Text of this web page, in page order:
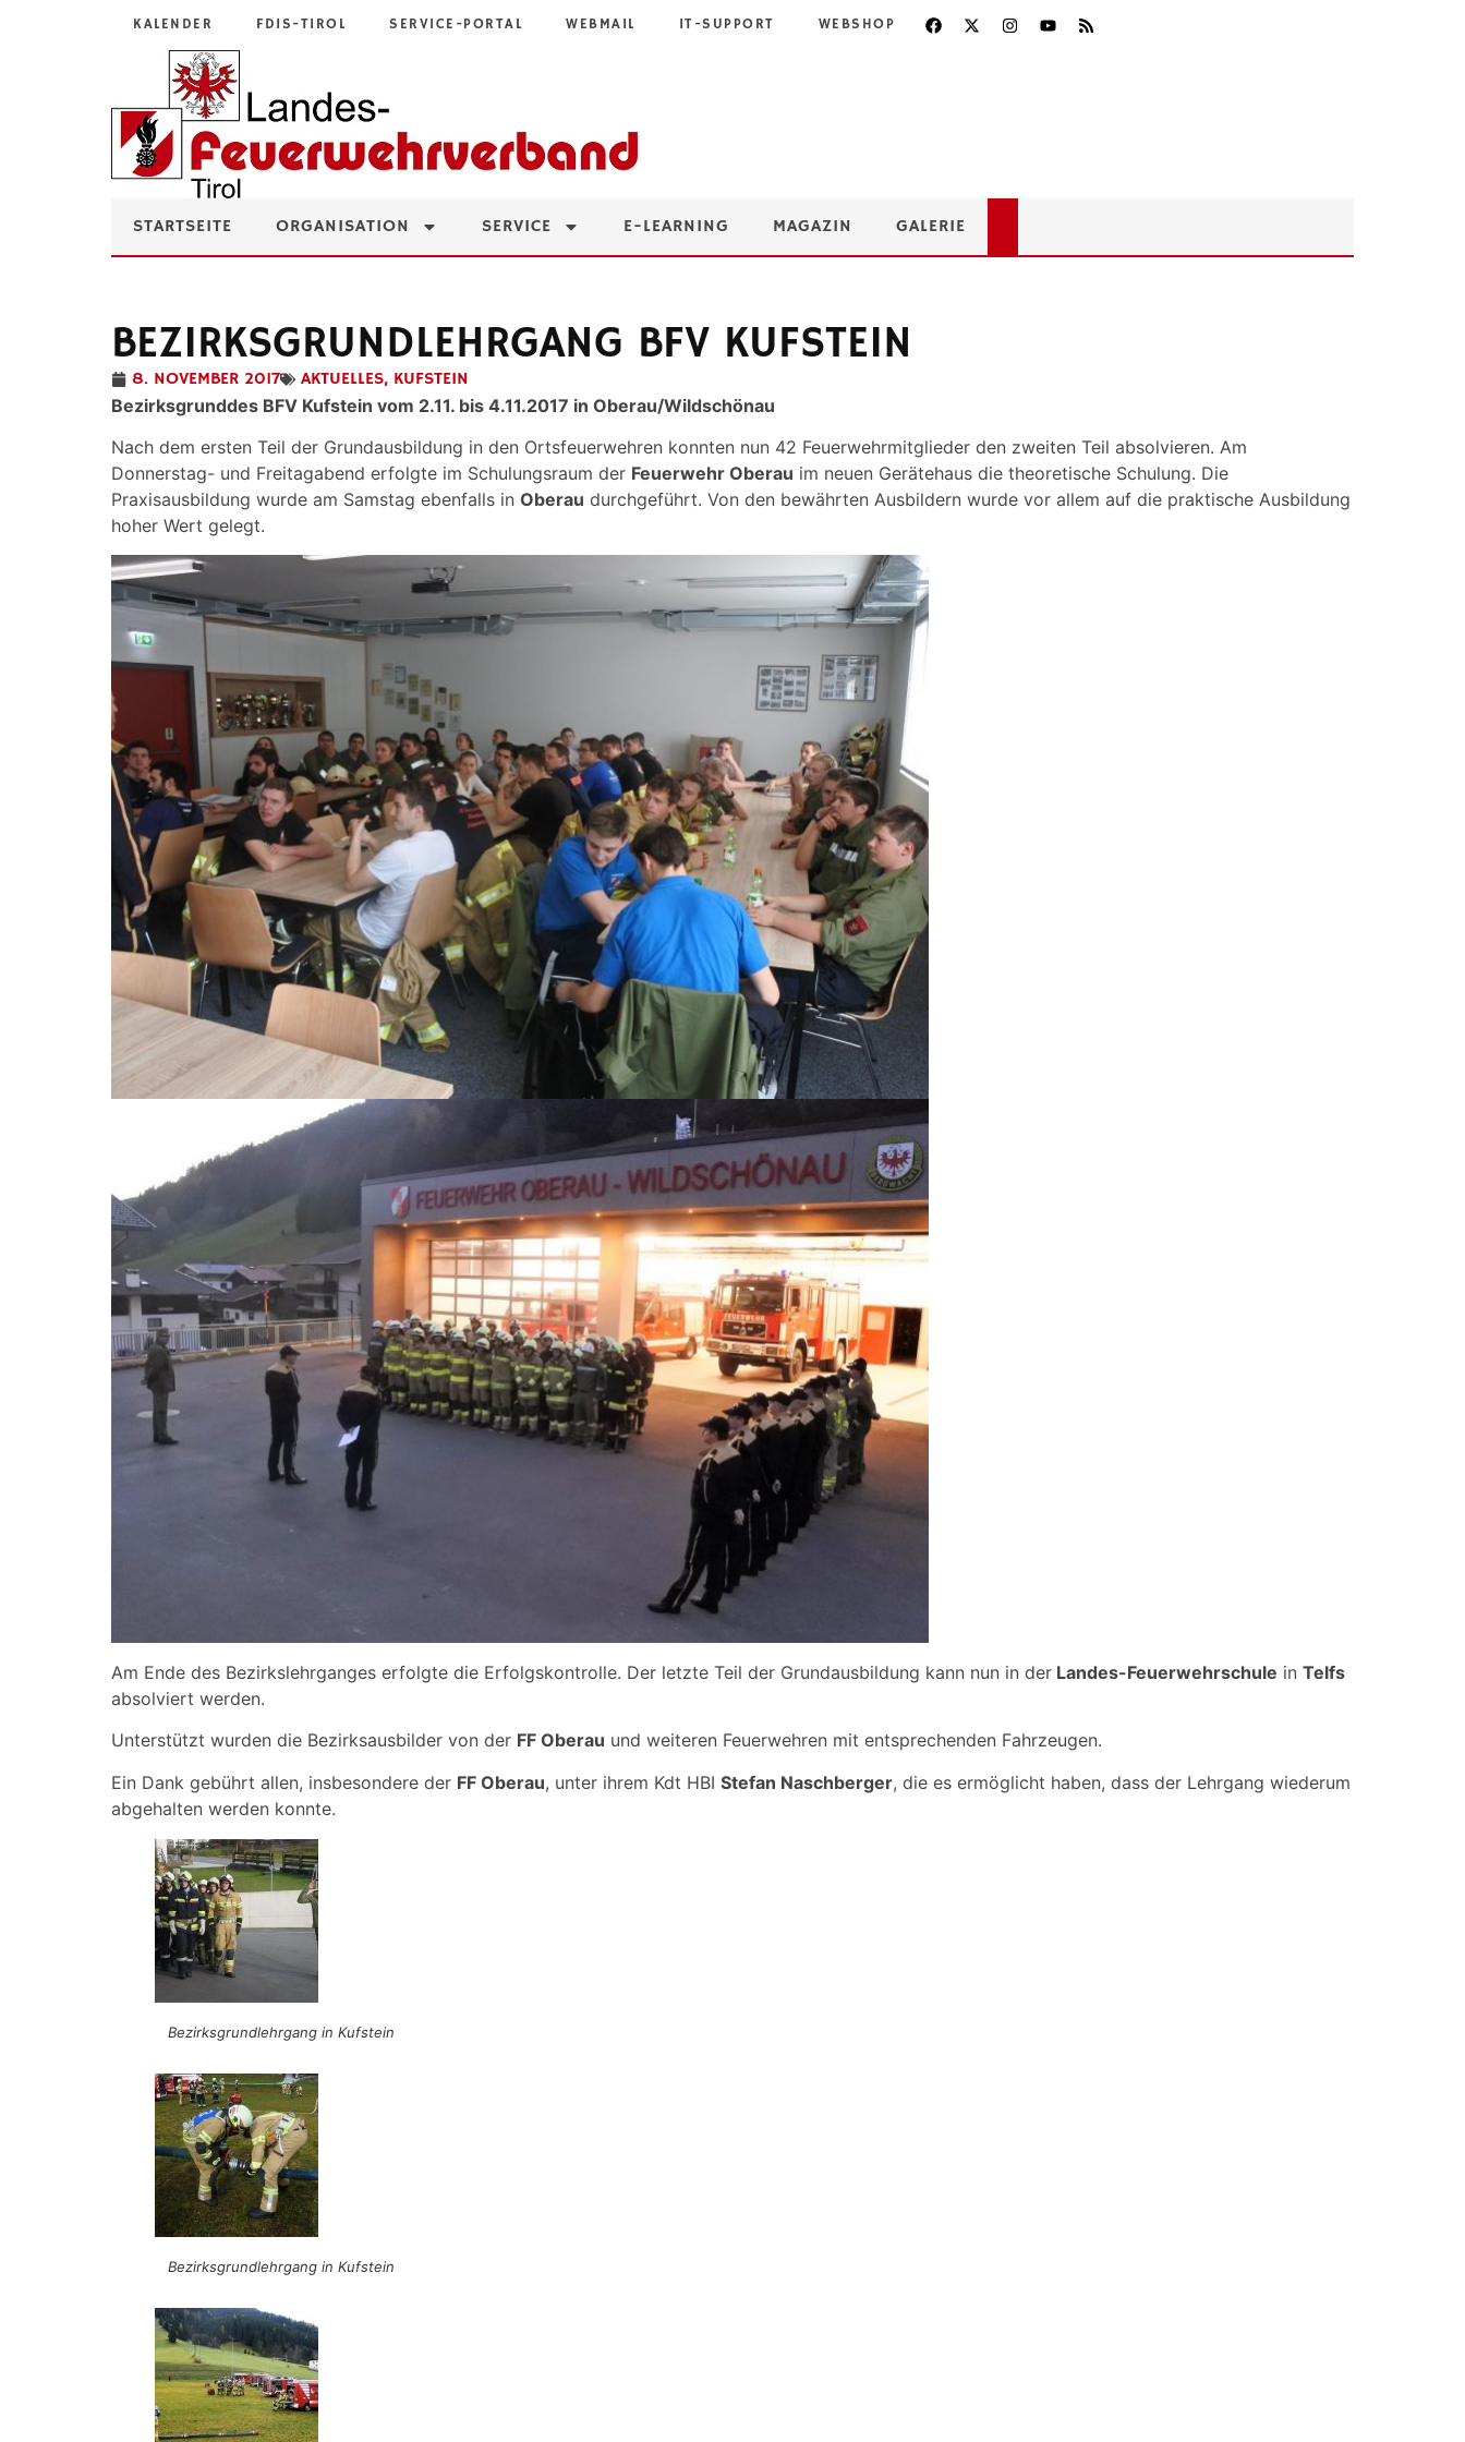
KALENDER FDIS-TIROL SERVICE-PORTAL WEBMAIL IT-SUPPORT WEBSHOP
STARTSEITE ORGANISATION SERVICE E-LEARNING MAGAZIN GALERIE
BEZIRKSGRUNDLEHRGANG BFV KUFSTEIN
8. NOVEMBER 2017 AKTUELLES, KUFSTEIN
Bezirksgrunddes BFV Kufstein vom 2.11. bis 4.11.2017 in Oberau/Wildschönau
Nach dem ersten Teil der Grundausbildung in den Ortsfeuerwehren konnten nun 42 Feuerwehrmitglieder den zweiten Teil absolvieren. Am
Donnerstag- und Freitagabend erfolgte im Schulungsraum der Feuerwehr Oberau im neuen Gerätehaus die theoretische Schulung. Die
Praxisausbildung wurde am Samstag ebenfalls in Oberau durchgeführt. Von den bewährten Ausbildern wurde vor allem auf die praktische Ausbildung
hoher Wert gelegt.
Am Ende des Bezirkslehrganges erfolgte die Erfolgskontrolle. Der letzte Teil der Grundausbildung kann nun in der Landes-Feuerwehrschule in Telfs
absolviert werden.
Unterstützt wurden die Bezirksausbilder von der FF Oberau und weiteren Feuerwehren mit entsprechenden Fahrzeugen.
Ein Dank gebührt allen, insbesondere der FF Oberau, unter ihrem Kdt HBI Stefan Naschberger, die es ermöglicht haben, dass der Lehrgang wiederum
abgehalten werden konnte.
Bezirksgrundlehrgang in Kufstein
Bezirksgrundlehrgang in Kufstein